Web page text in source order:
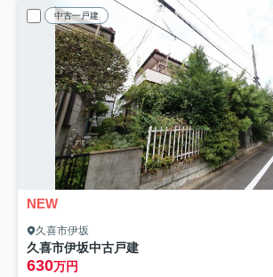
中古一戸建
NEW
久喜市伊坂
久喜市伊坂中古戸建
630万円